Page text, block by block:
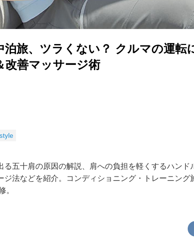
泊旅、ツラくない？ クルマの運転
改善マッサージ術
る五十肩の原因の解説、肩への負担を軽くするハンド
ジ法などを紹介。コンディショニング・トレーニング
。